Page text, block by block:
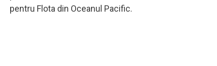
pentru Flota din Oceanul Pacific.